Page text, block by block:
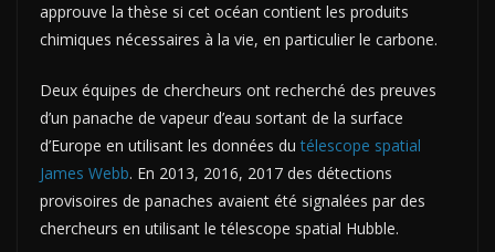
approuve la thèse si cet océan contient les produits
chimiques nécessaires à la vie, en particulier le carbone.
Deux équipes de chercheurs ont recherché des preuves
d’un panache de vapeur d’eau sortant de la surface
d’Europe en utilisant les données dutélescope spatial
James Webb. En 2013, 2016, 2017 des détections
provisoires de panaches avaient été signalées par des
chercheurs en utilisant le télescope spatial Hubble.